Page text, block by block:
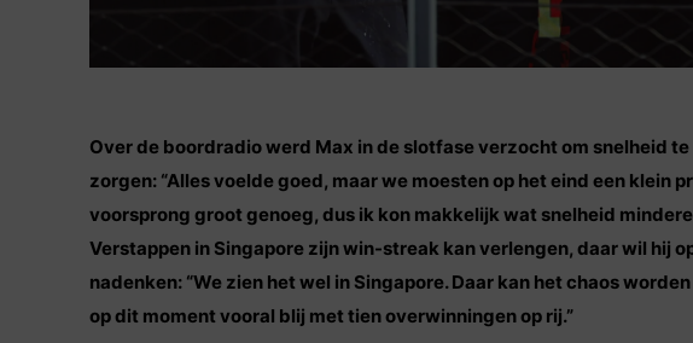
Over de boordradio werd Max in de slotfase verzocht om snelheid
zorgen: “Alles voelde goed, maar we moesten op het eind een klein
voorsprong groot genoeg, dus ik kon makkelijk wat snelheid
Verstappen in Singapore zijn win-streak kan verlengen, daar wil hij
nadenken: “We zien het wel in Singapore. Daar kan het chaos
op dit moment vooral blij met tien overwinningen op rij.”